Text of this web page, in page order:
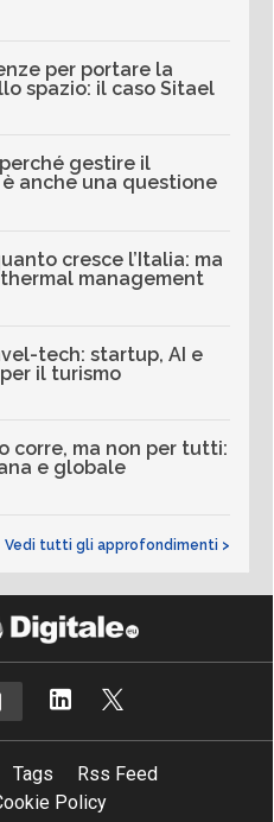
per portare la
spazio: il caso Sitael
gestire il
anche una questione
cresce l’Italia: ma
management
tech: startup, AI e
il turismo
corre, ma non per tutti:
e globale
Vedi tutti gli approfondimenti >
Tags
Rss Feed
Policy